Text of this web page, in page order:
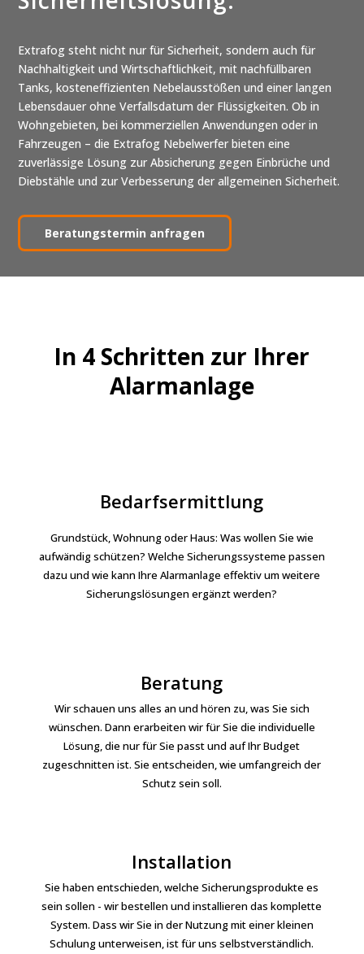
Extrafog steht nicht nur für Sicherheit, sondern auch für
Nachhaltigkeit und Wirtschaftlichkeit, mit nachfüllbaren
Tanks, kosteneffizienten Nebelausstößen und einer langen
Lebensdauer ohne Verfallsdatum der Flüssigkeiten. Ob in
Wohngebieten, bei kommerziellen Anwendungen oder in
Fahrzeugen – die Extrafog Nebelwerfer bieten eine
zuverlässige Lösung zur Absicherung gegen Einbrüche und
Diebstähle und zur Verbesserung der allgemeinen Sicherheit.
Beratungstermin anfragen
In 4 Schritten zur Ihrer
Alarmanlage
Bedarfsermittlung
Grundstück, Wohnung oder Haus: Was wollen Sie wie
aufwändig schützen? Welche Sicherungssysteme passen
dazu und wie kann Ihre Alarmanlage effektiv um weitere
Sicherungslösungen ergänzt werden?
Beratung
Wir schauen uns alles an und hören zu, was Sie sich
wünschen. Dann erarbeiten wir für Sie die individuelle
Lösung, die nur für Sie passt und auf Ihr Budget
zugeschnitten ist. Sie entscheiden, wie umfangreich der
Schutz sein soll.
Installation
Sie haben entschieden, welche Sicherungsprodukte es
sein sollen - wir bestellen und installieren das komplette
System. Dass wir Sie in der Nutzung mit einer kleinen
Schulung unterweisen, ist für uns selbstverständlich.